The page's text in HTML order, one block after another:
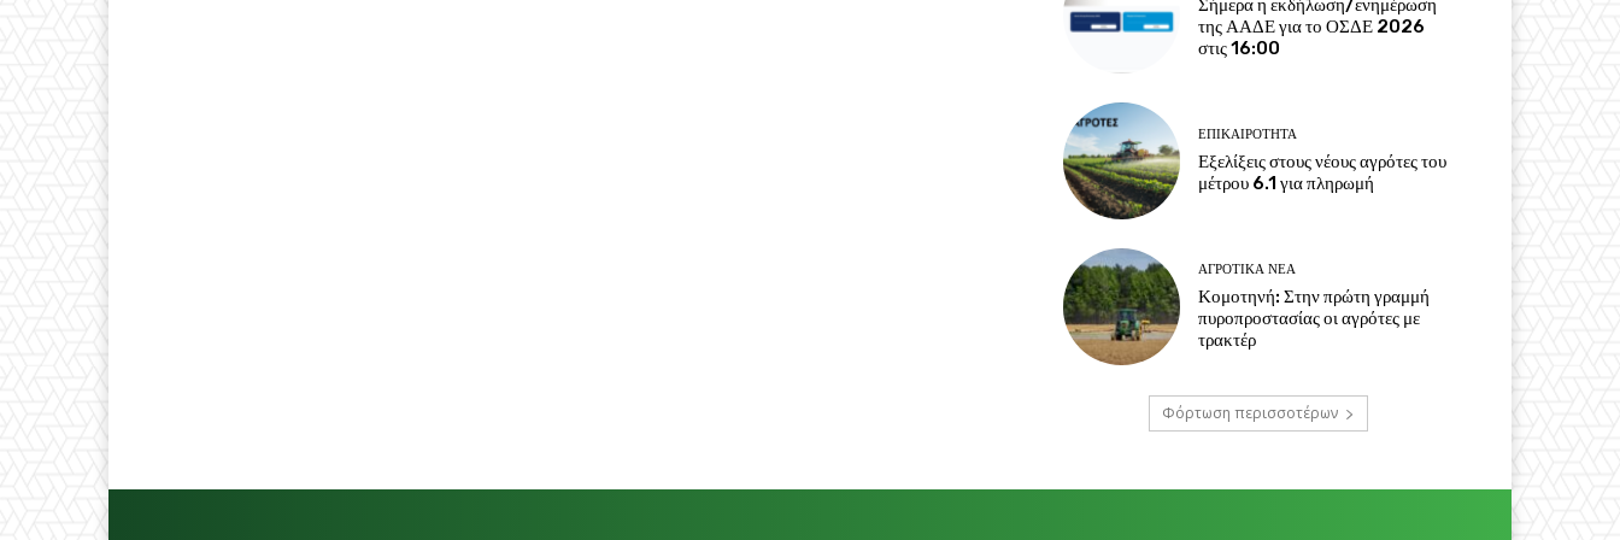
Σήμερα η εκδήλωση/ενημέρωση
της ΑΑΔΕ για το ΟΣΔΕ 2026
στις 16:00
ΕΠΙΚΑΙΡΌΤΗΤΑ
Εξελίξεις στους νέους αγρότες του
μέτρου 6.1 για πληρωμή
ΑΓΡΟΤΙΚΆ ΝΈΑ
Κομοτηνή: Στην πρώτη γραμμή
πυροπροστασίας οι αγρότες με
τρακτέρ
Φόρτωση περισσοτέρων